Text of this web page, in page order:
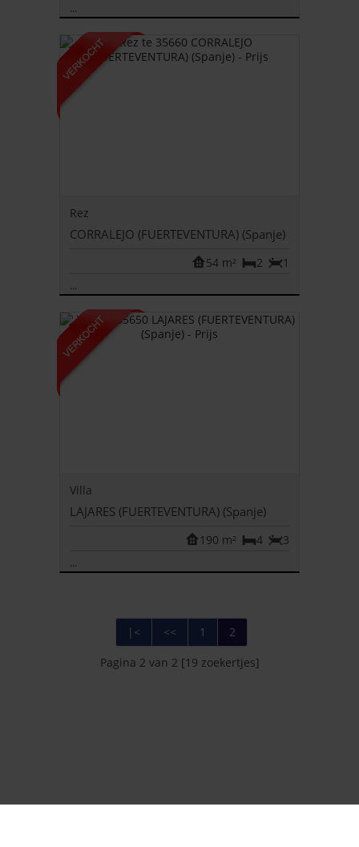
...
Rez
CORRALEJO (FUERTEVENTURA) (Spanje)
1
2
54 m²
...
Villa
LAJARES (FUERTEVENTURA) (Spanje)
3
4
190 m²
...
|< << 1
2
Pagina 2 van 2 [19 zoekertjes]